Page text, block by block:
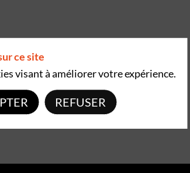
ce site
visant à améliorer votre expérience.
REFUSER